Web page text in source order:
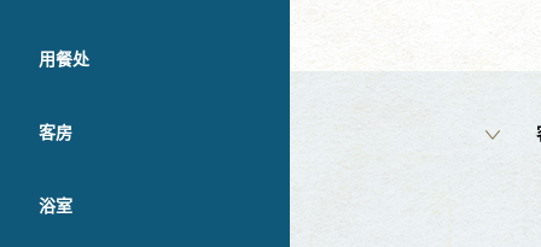
用餐处
客房
浴室